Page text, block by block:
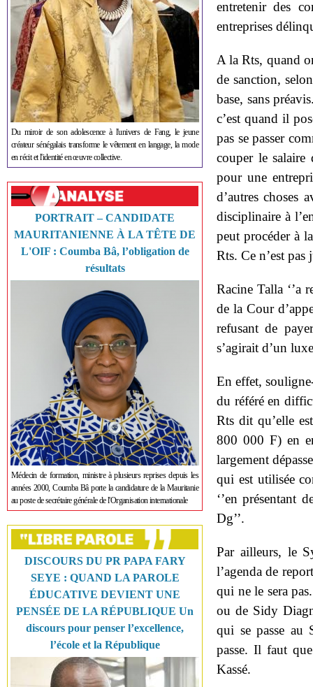
Du miroir de son adolescence à l'univers de Fang, le jeune
créateur sénégalais transforme le vêtement en langage, la mode
en récit et l'identité en œuvre collective.
PORTRAIT – CANDIDATE
MAURITANIENNE À LA TÊTE DE
L'OIF : Coumba Bâ, l’obligation de
résultats
Médecin de formation, ministre à plusieurs reprises depuis les
années 2000, Coumba Bâ porte la candidature de la Mauritanie
au poste de secrétaire générale de l'Organisation internationale
DISCOURS DU PR PAPA FARY
SEYE : QUAND LA PAROLE
ÉDUCATIVE DEVIENT UNE
PENSÉE DE LA RÉPUBLIQUE Un
discours pour penser l’excellence,
l’école et la République
entretenir des
entreprises
A la Rts, quand
de sanction,
base, sans
c’est quand il
pas se passer
couper le
pour une
d’autres choses
disciplinaire à
peut procéder à
Rts. Ce n’est pas
Racine Talla ‘’a
de la Cour
refusant de
s’agirait d’un
En effet,
du référé en
Rts dit qu’elle
800 000 F) en
largement
qui est utilisée
‘’en présentant
Dg’’.
Par ailleurs, le
l’agenda de
qui ne le sera
ou de Sidy
qui se passe au
passe. Il faut
Kassé.